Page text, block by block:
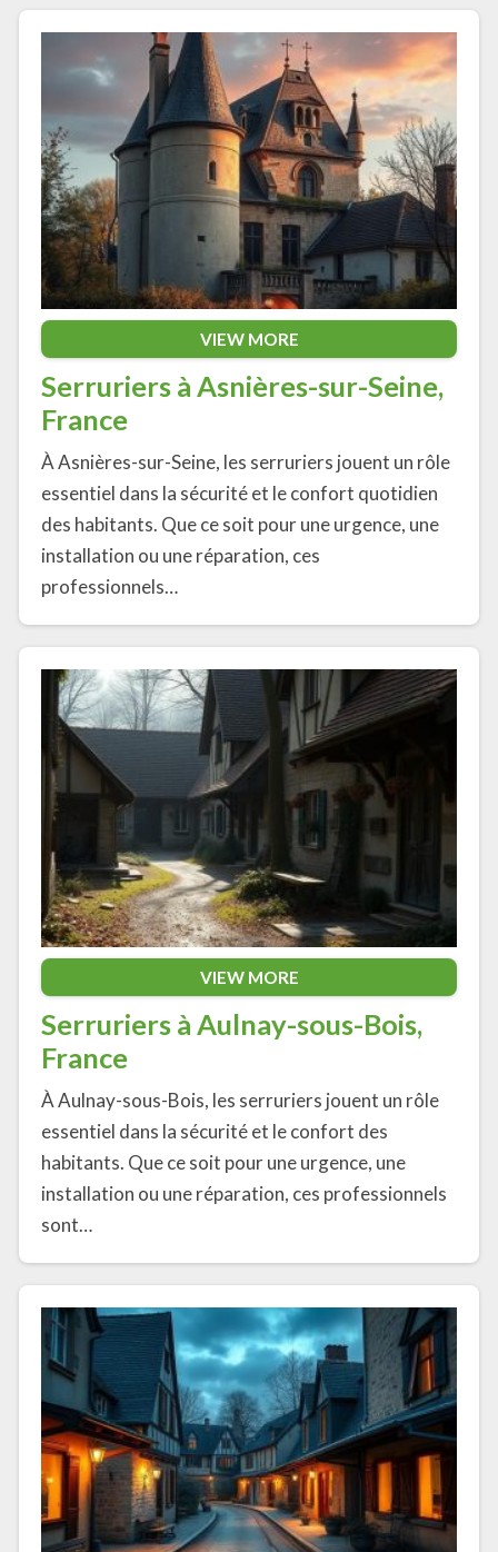
VIEW MORE
Serruriers à Asnières-sur-Seine,
France
À Asnières-sur-Seine, les serruriers jouent un rôle
essentiel dans la sécurité et le confort quotidien
des habitants. Que ce soit pour une urgence, une
installation ou une réparation, ces
professionnels…
VIEW MORE
Serruriers à Aulnay-sous-Bois,
France
À Aulnay-sous-Bois, les serruriers jouent un rôle
essentiel dans la sécurité et le confort des
habitants. Que ce soit pour une urgence, une
installation ou une réparation, ces professionnels
sont…